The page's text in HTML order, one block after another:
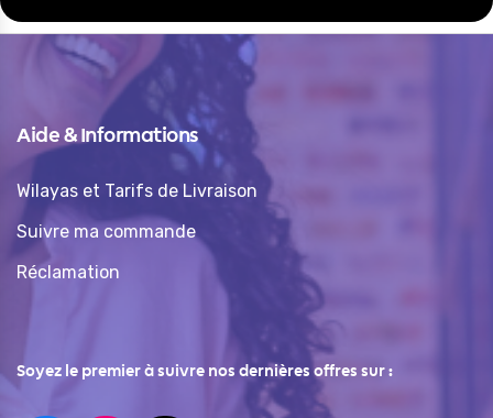
Aide & Informations
Wilayas et Tarifs de Livraison
Suivre ma commande
Réclamation
Soyez le premier à suivre nos dernières offres sur :